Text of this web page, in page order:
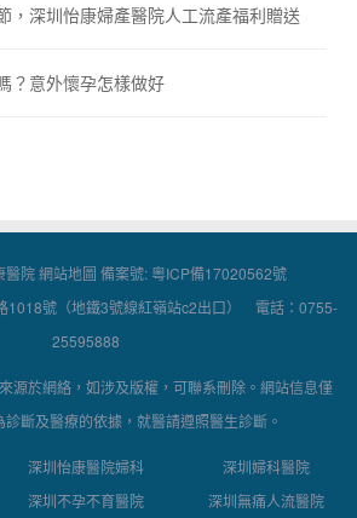
，深圳怡康婦產醫院人工流產福利贈送
？意外懷孕怎樣做好
醫院網站地圖 備案號:粵ICP備17020562號
1018號（地鐵3號線紅嶺站c2出口） 電話：0755-
25595888
源於網絡，如涉及版權，可聯系刪除。網站信息僅
斷及醫療的依據，就醫請遵照醫生診斷。
深圳怡康醫院婦科
深圳婦科醫院
深圳不孕不育醫院 深圳無痛人流醫院